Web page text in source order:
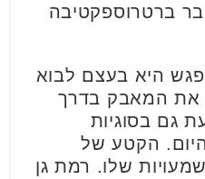
באוקטובר ברטרוספקטיבה
היא בעצם לבוא
את המאבק בדרך
גם בסוגיות
היום. הקטע של
שלו. רמת גן